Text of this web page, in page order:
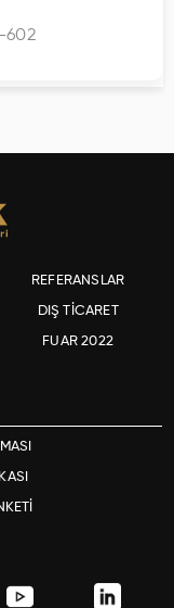
602
REFERANSLAR
DIŞ TİCARET
FUAR 2022